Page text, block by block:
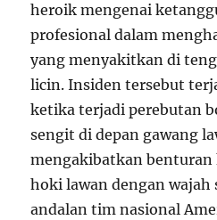
heroik mengenai
profesional dalam
yang menyakitkan di
licin. Insiden tersebut
ketika terjadi perebutan
sengit di depan gawang
mengakibatkan
hoki lawan dengan wajah
andalan tim nasional